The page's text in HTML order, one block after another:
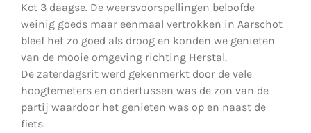
Kct 3 daagse. De weersvoorspellingen beloofde
weinig goeds maar eenmaal vertrokken in Aarschot
bleef het zo goed als droog en konden we genieten
van de mooie omgeving richting Herstal.
De zaterdagsrit werd gekenmerkt door de vele
hoogtemeters en ondertussen was de zon van de
partij waardoor het genieten was op en naast de
fiets.